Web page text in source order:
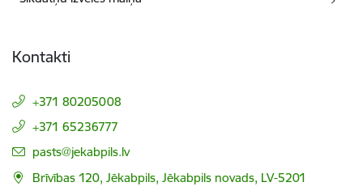
Kontakti
+371 80205008
+371 65236777
E-pasts:
pasts@jekabpils.lv
Brīvības 120, Jēkabpils, Jēkabpils novads, LV-5201